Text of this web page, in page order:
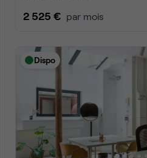
2 525 € par mois
Dispo